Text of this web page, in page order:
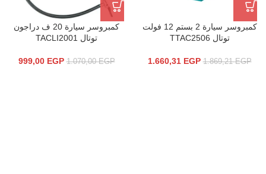
كمبروسر سيارة 2 بستم 12 فولت
توتال TTAC2506
1.869,21EGP
1.660,31 EGP
كمبروسر سيارة 20 ف دراجون
توتال TACLI2001
1.070,00EGP
999,00 EGP